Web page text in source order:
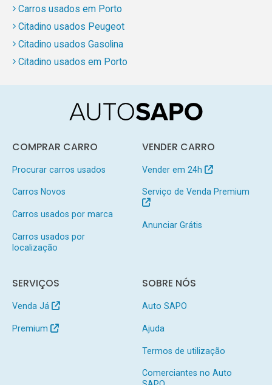
Carros usados em Porto
Citadino usados Peugeot
Citadino usados Gasolina
Citadino usados em Porto
COMPRAR CARRO
Procurar carros usados
Carros Novos
Carros usados por marca
Carros usados por
localização
VENDER CARRO
Vender em 24h
Serviço de Venda Premium
Anunciar Grátis
SERVIÇOS
Venda Já
Premium
SOBRE NÓS
Auto SAPO
Ajuda
Termos de utilização
Comerciantes no Auto